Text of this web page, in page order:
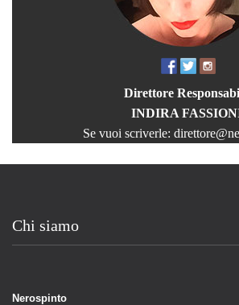
Direttore
INDIRA
Se vuoi scriverle:
Chi siamo
Nerospinto